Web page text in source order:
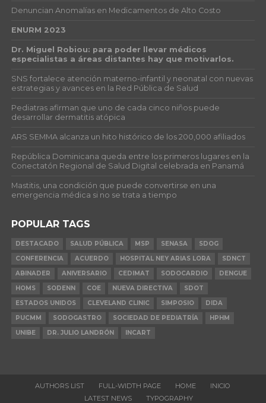
Denuncian Anomalías en Medicamentos de Alto Costo
ENURM 2023
Dr. Miguel Robiou: para poder llevar médicos
especialistas a áreas distantes hay que motivarlos.
SNS fortalece atención materno-infantil y neonatal con nuevas
estrategias y avances en la Red Pública de Salud
Pediatras afirman que uno de cada cinco niños puede
desarrollar dermatitis atópica
ARS SEMMA alcanza un hito histórico de los 200,000 afiliados
República Dominicana queda entre los primeros lugares en la
Conectatón Regional de Salud Digital celebrada en Panamá
Mastitis, una condición que puede convertirse en una
emergencia médica si no se trata a tiempo
POPULAR TAGS
DESTACADO SALUD PÚBLICA MSP SENASA
SDOG
CONFERENCIA
ACUERDO HOSPITAL NEY ARIAS LORA
SDNCT
ABINADER
ANIVERSARIO CEDIMAT SODOCARDIO
DENGUE
HOMS
SODENN COE NUEVA DIRECTIVA
SDOT
ESTADOS UNIDOS
CLEVELAND CLINIC SIMPOSIO
DIDA
PUCMM
SODOGASTRO SOCIEDAD DE PEDIATRÍA
HPHM
UNIBE
DR. JULIO LANDRÓN INCART
AUTHORS LIST FULL-WIDTH PAGE HOME
INICIO
LATEST NEWS
TYPOGRAPHY